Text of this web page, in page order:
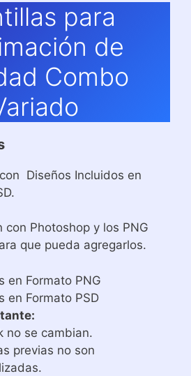
para
de
Combo
Diseños Incluidos en
con Photoshop y los PNG
que pueda agregarlos.
en Formato PNG
en Formato PSD
no se cambian.
previas no son